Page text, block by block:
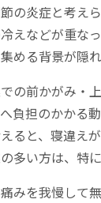
の炎症と考え
えなどが重な
める背景が隠
の前かがみ・
負担のかかる
ると、寝違え
多い方は、特
みを我慢し